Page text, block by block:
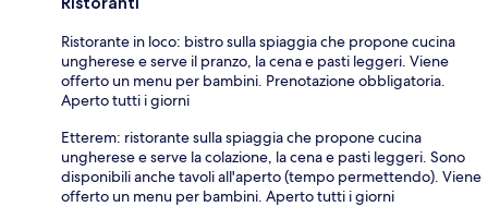
Ristorante in loco: bistro sulla spiaggia che propone cucina
ungherese e serve il pranzo, la cena e pasti leggeri. Viene
offerto un menu per bambini. Prenotazione obbligatoria.
Aperto tutti i giorni
Etterem: ristorante sulla spiaggia che propone cucina
ungherese e serve la colazione, la cena e pasti leggeri. Sono
disponibili anche tavoli all'aperto (tempo permettendo). Viene
offerto un menu per bambini. Aperto tutti i giorni